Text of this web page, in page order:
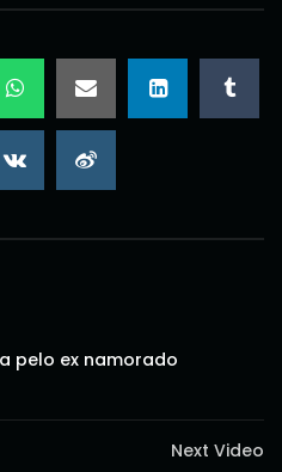
pelo ex namorado
Next Video